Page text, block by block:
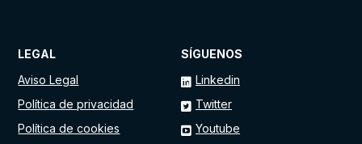
SÍGUENOS
Linkedin
Twitter
Youtube
LEGAL
Aviso Legal
Política de privacidad
Política de cookies